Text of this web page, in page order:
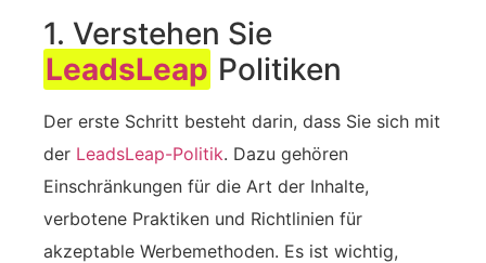
1. Verstehen Sie
LeadsLeap Politiken
Der erste Schritt besteht darin, dass Sie sich mit
der LeadsLeap-Politik. Dazu gehören
Einschränkungen für die Art der Inhalte,
verbotene Praktiken und Richtlinien für
akzeptable Werbemethoden. Es ist wichtig,